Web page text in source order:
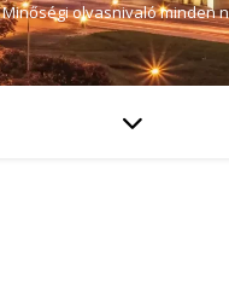
Minőségi olvasnivaló minden